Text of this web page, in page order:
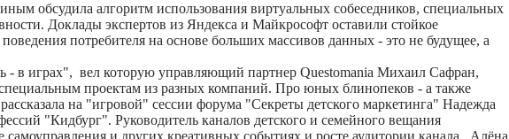
обсудила алгоритм использования виртуальных собеседников, специальных
Доклады экспертов из Яндекса и Майкрософт оставили стойкое
потребителя на основе больших массивов данных - это не будущее, а
- в играх", вел которую управляющий партнер Questomania Михаил Сафран,
проектам из разных компаний. Про юных блинопеков - а также
на "игровой" сессии форума "Секреты детского маркетинга" Надежда
"Кидбург". Руководитель каналов детского и семейного вещания
и других креативных событиях и росте аудитории канала. Алёна